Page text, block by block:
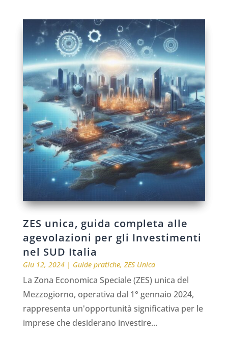
ZES unica, guida completa alle
agevolazioni per gli Investimenti
nel SUD Italia
Giu 12, 2024| Guide pratiche, ZES Unica
La Zona Economica Speciale (ZES) unica del
Mezzogiorno, operativa dal 1° gennaio 2024,
rappresenta un'opportunità significativa per le
imprese che desiderano investire...